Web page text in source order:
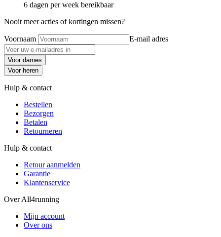
6 dagen per week bereikbaar
Nooit meer acties of kortingen missen?
Voornaam E-mail adres
Voor dames
Voor heren
Hulp & contact
Bestellen
Bezorgen
Betalen
Retourneren
Hulp & contact
Retour aanmelden
Garantie
Klantenservice
Over All4running
Mijn account
Over ons